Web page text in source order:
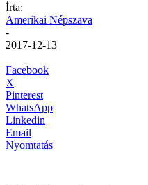
Írta:
Amerikai Népszava
-
2017-12-13
Facebook
X
Pinterest
WhatsApp
Linkedin
Email
Nyomtatás